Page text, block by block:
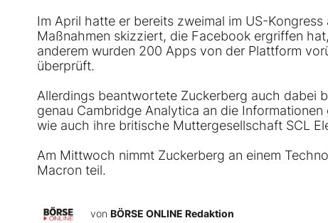
Im April hatte er bereits zweimal im US-
Maßnahmen skizziert, die Facebook ergriffen
anderem wurden 200 Apps von der Plattform
überprüft.
Allerdings beantwortete Zuckerberg auch dabei
genau Cambridge Analytica an die
wie auch ihre britische Muttergesellschaft SCL
Am Mittwoch nimmt Zuckerberg an einem
Macron teil.
von BÖRSE ONLINE Redaktion